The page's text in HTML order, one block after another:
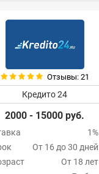
Отзывы: 21
Кредито 24
2000 - 15000 руб.
1%
От 16 до 30 дней
От 18 лет